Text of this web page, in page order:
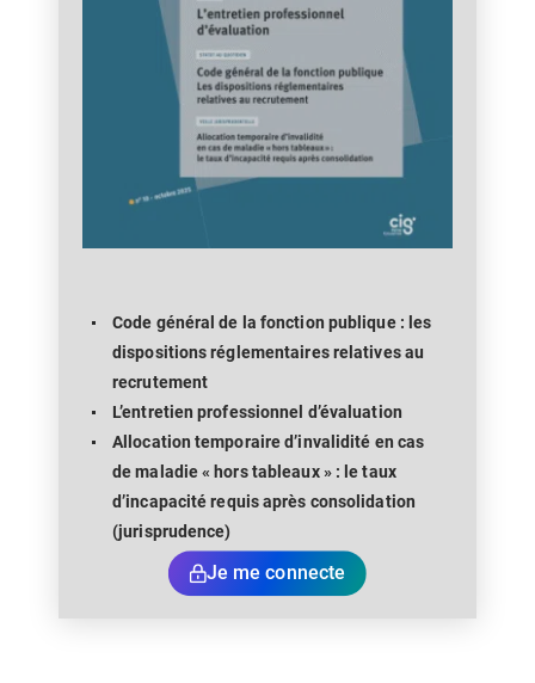
Je me connecte
Code général de la fonction publique : les
dispositions réglementaires relatives au
recrutement
L’entretien professionnel d’évaluation
Allocation temporaire d’invalidité en cas
de maladie « hors tableaux » : le taux
d’incapacité requis après consolidation
(jurisprudence)